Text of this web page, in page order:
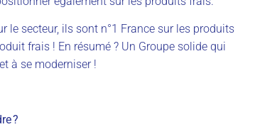
le secteur, ils sont n°1 France sur les produits
frais ! En résumé ? Un Groupe solide qui
à se moderniser !
?